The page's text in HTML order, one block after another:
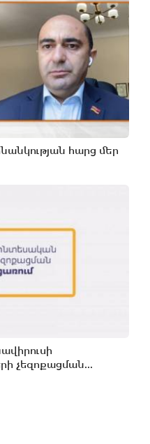
հարց մեր
չեզոքացման...